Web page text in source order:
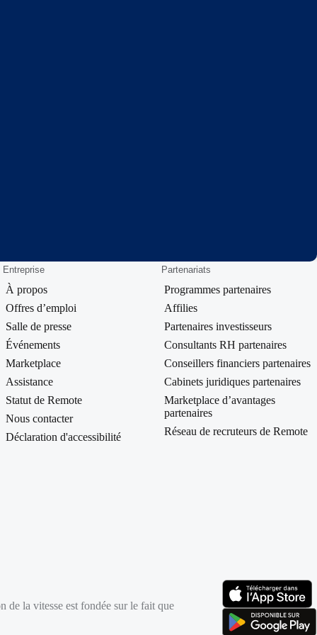
Entreprise
À propos
Offres d’emploi
Salle de presse
Événements
Marketplace
Assistance
Statut de Remote
Nous contacter
Déclaration d'accessibilité
Partenariats
Programmes partenaires
Affilies
Partenaires investisseurs
Consultants RH partenaires
Conseillers financiers partenaires
Cabinets juridiques partenaires
Marketplace d’avantages
partenaires
Réseau de recruteurs de Remote
de la vitesse est fondée sur le fait que
(s’ouvre dans un